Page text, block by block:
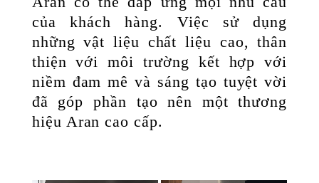
của khách hàng. Việc sử dụng
những vật liệu chất liệu cao, thân
thiện với môi trường kết hợp với
niềm đam mê và sáng tạo tuyệt vời
đã góp phần tạo nên một thương
hiệu Aran cao cấp.